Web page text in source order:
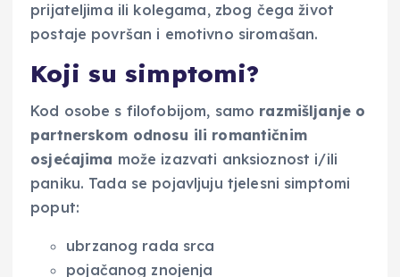
prijateljima ili kolegama, zbog čega život
postaje površan i emotivno siromašan.
Koji su simptomi?
Kod osobe s filofobijom, samo razmišljanje o
partnerskom odnosu ili romantičnim
osjećajima može izazvati anksioznost i/ili
paniku. Tada se pojavljuju tjelesni simptomi
poput:
ubrzanog rada srca
pojačanog znojenja